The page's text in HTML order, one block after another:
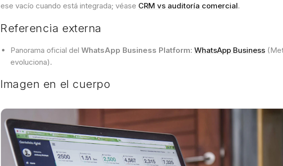
ese vacío cuando está integrada; véase CRM vs auditoría comercial.
Referencia externa
Panorama oficial del WhatsApp Business Platform: WhatsApp Business
evoluciona).
Imagen en el cuerpo